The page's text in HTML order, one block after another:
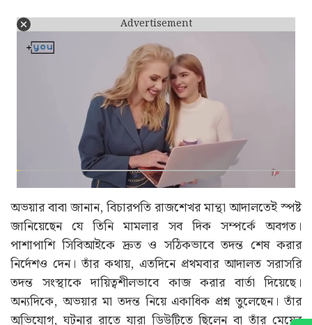
Advertisement
অভয়ার বাবা জানান, বিচারপতি রাজশেখর মান্থা আদালতেই স্পষ্ট
জানিয়েছেন যে তিনি মামলার সব দিক সম্পর্কে অবগত।
পাশাপাশি সিবিআইকে দ্রুত ও সঠিকভাবে তদন্ত শেষ করার
নির্দেশও দেন। তাঁর কথায়, এতদিনে প্রথমবার আদালত সরাসরি
তদন্ত সংস্থাকে দায়িত্বশীলভাবে কাজ করার বার্তা দিয়েছে।
অন্যদিকে, অভয়ার মা তদন্ত নিয়ে একাধিক প্রশ্ন তুলেছেন। তাঁর
অভিযোগ, ঘটনার রাতে যারা ডিউটিতে ছিলেন বা তাঁর মেয়ের